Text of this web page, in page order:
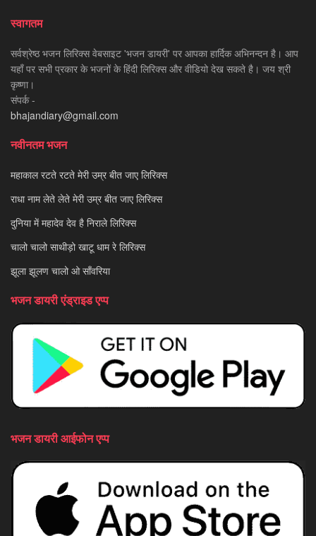
स्वागतम
सर्वश्रेष्ठ भजन लिरिक्स वेबसाइट 'भजन डायरी' पर आपका हार्दिक अभिनन्दन है। आप
यहाँ पर सभी प्रकार के भजनों के हिंदी लिरिक्स और वीडियो देख सकते है। जय श्री
कृष्णा।
संपर्क -
bhajandiary@gmail.com
नवीनतम भजन
महाकाल रटते रटते मेरी उम्र बीत जाए लिरिक्स
राधा नाम लेते लेते मेरी उम्र बीत जाए लिरिक्स
दुनिया में महादेव देव है निराले लिरिक्स
चालो चालो साथीड़ो खाटू धाम रे लिरिक्स
झूला झूलण चालो ओ साँवरिया
भजन डायरी एंड्राइड एप्प
भजन डायरी आईफोन एप्प